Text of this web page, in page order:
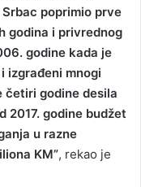
poprimio prve
godina i privrednog
godine kada je
izgrađeni mnogi
četiri godine desila
2017. godine budžet
u razne
KM”, rekao je